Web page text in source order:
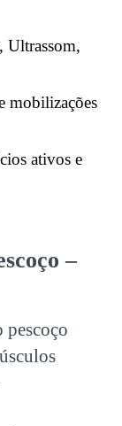
Ultrassom,
mobilizações
ativos e
–
pescoço